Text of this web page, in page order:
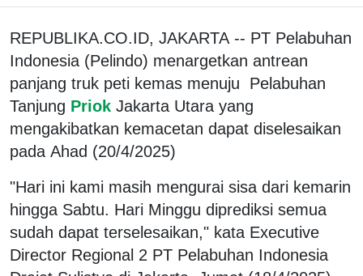
REPUBLIKA.CO.ID, JAKARTA -- PT Pelabuhan
Indonesia (Pelindo) menargetkan antrean
panjang truk peti kemas menuju Pelabuhan
Tanjung Priok Jakarta Utara yang
mengakibatkan kemacetan dapat diselesaikan
pada Ahad (20/4/2025)
"Hari ini kami masih mengurai sisa dari kemarin
hingga Sabtu. Hari Minggu diprediksi semua
sudah dapat terselesaikan," kata Executive
Director Regional 2 PT Pelabuhan Indonesia